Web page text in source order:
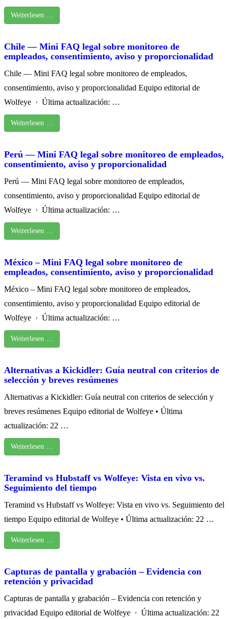
Weiterlesen …
Chile — Mini FAQ legal sobre monitoreo de
empleados, consentimiento, aviso y proporcionalidad
Chile — Mini FAQ legal sobre monitoreo de empleados,
consentimiento, aviso y proporcionalidad Equipo editorial de
Wolfeye · Última actualización: …
Weiterlesen …
Perú — Mini FAQ legal sobre monitoreo de empleados,
consentimiento, aviso y proporcionalidad
Perú — Mini FAQ legal sobre monitoreo de empleados,
consentimiento, aviso y proporcionalidad Equipo editorial de
Wolfeye · Última actualización: …
Weiterlesen …
México – Mini FAQ legal sobre monitoreo de
empleados, consentimiento, aviso y proporcionalidad
México – Mini FAQ legal sobre monitoreo de empleados,
consentimiento, aviso y proporcionalidad Equipo editorial de
Wolfeye · Última actualización: …
Weiterlesen …
Alternativas a Kickidler: Guía neutral con criterios de
selección y breves resúmenes
Alternativas a Kickidler: Guía neutral con criterios de selección y
breves resúmenes Equipo editorial de Wolfeye • Última
actualización: 22 …
Weiterlesen …
Teramind vs Hubstaff vs Wolfeye: Vista en vivo vs.
Seguimiento del tiempo
Teramind vs Hubstaff vs Wolfeye: Vista en vivo vs. Seguimiento del
tiempo Equipo editorial de Wolfeye • Última actualización: 22 …
Weiterlesen …
Capturas de pantalla y grabación – Evidencia con
retención y privacidad
Capturas de pantalla y grabación – Evidencia con retención y
privacidad Equipo editorial de Wolfeye · Última actualización: 22